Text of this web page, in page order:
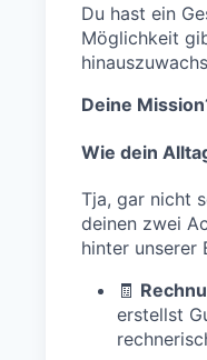
Du hast ein
Möglichkeit
Deine
Wie dein
Tja, gar nicht
deinen zwei
hinter unserer
🧾
erstellst